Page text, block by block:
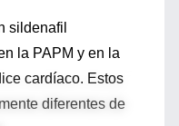
sildenafil
la PAPM y en la
cardíaco. Estos
diferentes de